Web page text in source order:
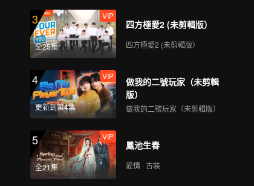
3
全25集
VIP
四方極愛2 (未剪輯版）
四方極愛2 (未剪輯版）
4
更新到第4集
VIP
做我的二號玩家（未剪輯
版）
做我的二號玩家（未剪輯版）
5
全21集
VIP
鳳池生春
愛情 · 古裝